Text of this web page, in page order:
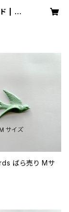
| Li
ばら売り Mサ